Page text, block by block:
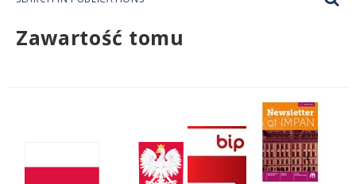
Zawartość tomu